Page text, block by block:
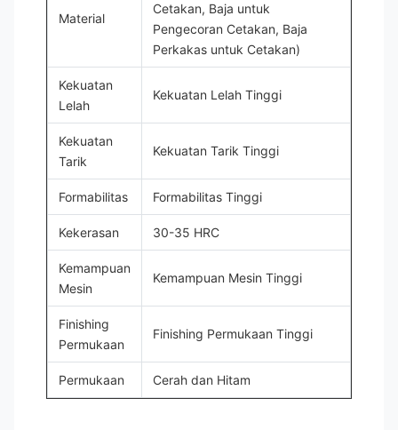
Material
Cetakan, Baja untuk
Pengecoran Cetakan, Baja
Perkakas untuk Cetakan)
Kekuatan
Lelah
Kekuatan Lelah Tinggi
Kekuatan
Tarik
Kekuatan Tarik Tinggi
Formabilitas Formabilitas Tinggi
Kekerasan 30-35 HRC
Kemampuan
Mesin
Kemampuan Mesin Tinggi
Finishing
Permukaan
Finishing Permukaan Tinggi
Permukaan Cerah dan Hitam